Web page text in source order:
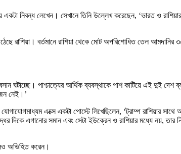
নিবন্ধ লেখেন। সেখানে তিনি উল্লেখ করেছেন, ‘ভারত ও
রাশিয়া। বর্তমানে রাশিয়া থেকে মোট অপরিশোধিত তেল
ঘটাচ্ছে। পাশ্চাত্যের আর্থিক ব্যবস্থাকে পাশ কাটিয়ে এই দুই দেশ
নেই।’
এক্সে একটা পোস্টে লিখেছিলেন, ‘ট্রাম্প রাশিয়ার
এগানোর সমান এবং সেটা ইউক্রেন ও রাশিয়ার মধ্যে নয়, তার
অভিহিত করেন।